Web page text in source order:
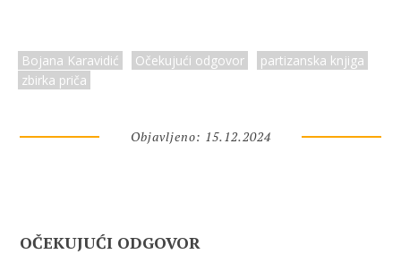
Bojana Karavidić Očekujući odgovor
partizanska knjiga
zbirka priča
Objavljeno: 15.12.2024
OČEKUJUĆI ODGOVOR